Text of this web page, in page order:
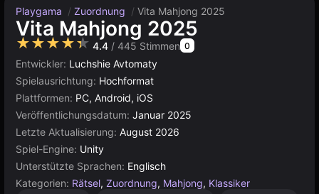
Playgama / Zuordnung / Vita Mahjong 2025
Vita Mahjong 2025
★★★★★ 4.4 / 445 Stimmen 0
Entwickler: Luchshie Avtomaty
Spielausrichtung: Hochformat
Plattformen: PC, Android, iOS
Veröffentlichungsdatum: Januar 2025
Letzte Aktualisierung: August 2026
Spiel-Engine: Unity
Unterstützte Sprachen: Englisch
Kategorien: Rätsel, Zuordnung, Mahjong, Klassiker